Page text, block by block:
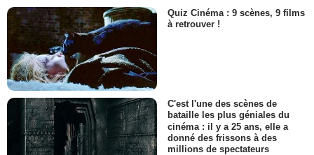
Quiz Cinéma : 9 scènes, 9 films
à retrouver !
C'est l'une des scènes de
bataille les plus géniales du
cinéma : il y a 25 ans, elle a
donné des frissons à des
millions de spectateurs